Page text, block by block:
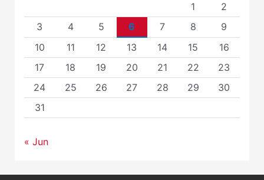
1
2
3
4 5 6 7 8
9
10
11 12 13 14 15
16
17
18 19 20 21 22
23
24
25 26 27 28 29
30
31
« Jun